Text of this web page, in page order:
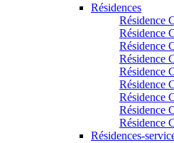
Résidences
Résidence
Résidence
Résidence
Résidence
Résidence
Résidence
Résidence
Résidence
Résidence
Résidences-